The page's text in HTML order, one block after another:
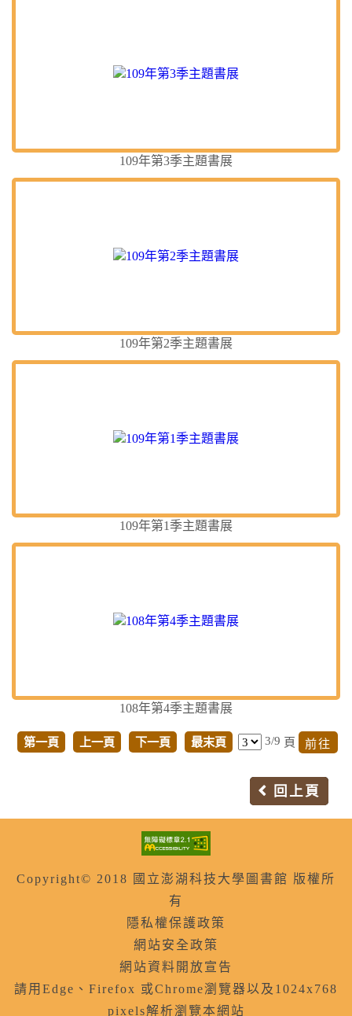
109年第3季主題書展
109年第2季主題書展
109年第1季主題書展
108年第4季主題書展
第一頁 上一頁 下一頁 最末頁 3/9 頁
回上頁
Copyright© 2018 國立澎湖科技大學圖書館 版權所
有
隱私權保護政策
網站安全政策
網站資料開放宣告
請用Edge、Firefox 或Chrome瀏覽器以及1024x768
pixels解析瀏覽本網站